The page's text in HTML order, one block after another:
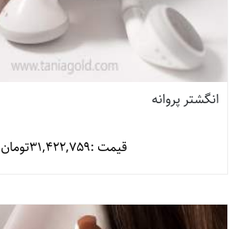
انگشتر پروانه
قیمت :31,422,759تومان